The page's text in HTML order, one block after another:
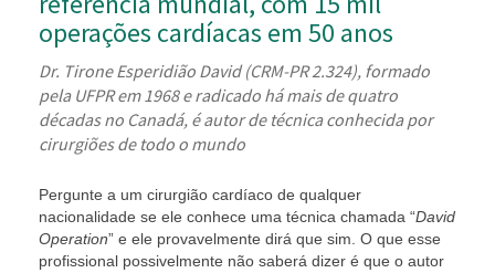
operações cardíacas em 50 anos
Dr. Tirone Esperidião David (CRM-PR 2.324), formado
pela UFPR em 1968 e radicado há mais de quatro
décadas no Canadá, é autor de técnica conhecida por
cirurgiões de todo o mundo
Pergunte a um cirurgião cardíaco de qualquer
nacionalidade se ele conhece uma técnica chamada “David
Operation” e ele provavelmente dirá que sim. O que esse
profissional possivelmente não saberá dizer é que o autor